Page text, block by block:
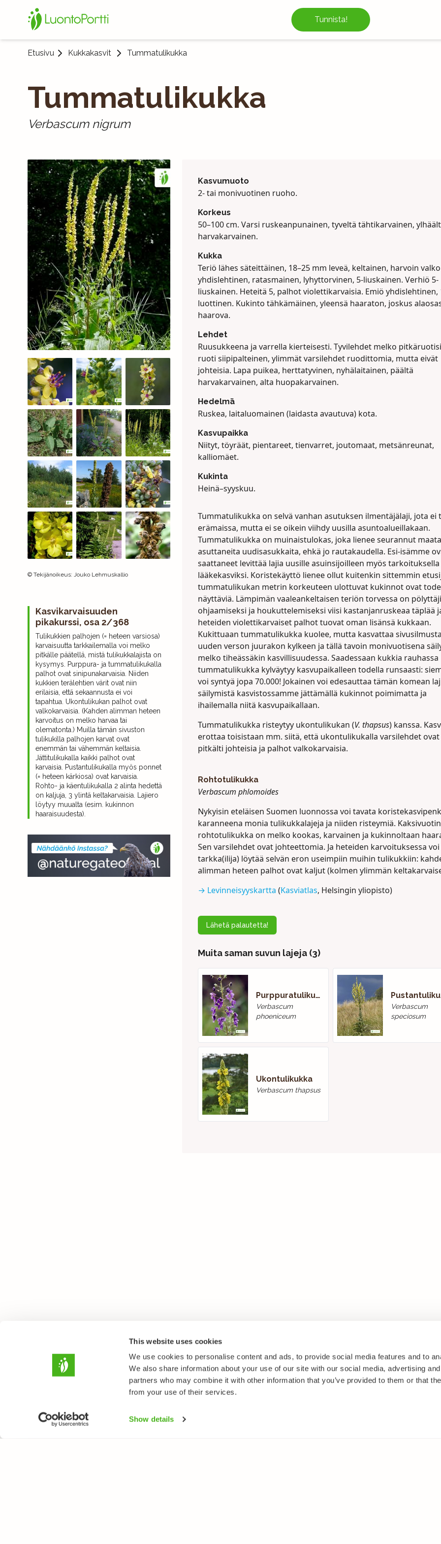
This website uses cookies
We use cookies to personalise content and ads, to provide social media features and to
We also share information about your use of our site with our social media, advertising
partners who may combine it with other information that you’ve provided to them or that
from your use of their services.
Show details
Tunnista!
Etusivu Kukkakasvit Tummatulikukka
Tummatulikukka
Verbascum nigrum
© Tekijänoikeus: Jouko Lehmuskallio
Kasvikarvaisuuden
pikakurssi, osa 2/368
Tulikukkien palhojen (= heteen varsiosa)
karvaisuutta tarkkailemalla voi melko
pitkälle päätellä, mistä tulikukkalajista on
kysymys. Purppura- ja tummatulikukalla
palhot ovat sinipunakarvaisia. Niiden
kukkien terälehtien värit ovat niin
erilaisia, että sekaannusta ei voi
tapahtua. Ukontulikukan palhot ovat
valkokarvaisia. (Kahden alimman heteen
karvoitus on melko harvaa tai
olematonta.) Muilla tämän sivuston
tulikukilla palhojen karvat ovat
enemmän tai vähemmän keltaisia.
Jättitulikukalla kaikki palhot ovat
karvaisia. Pustantulikukalla myös ponnet
(= heteen kärkiosa) ovat karvaisia.
Rohto- ja käentulikukalla 2 alinta hedettä
on kaljuja, 3 ylintä keltakarvaisia. Lajiero
löytyy muualta (esim. kukinnon
haaraisuudesta).
Kasvumuoto
2- tai monivuotinen ruoho.
Korkeus
50–100 cm. Varsi ruskeanpunainen, tyveltä tähtikarvainen,
harvakarvainen.
Kukka
Teriö lähes säteittäinen, 18–25 mm leveä, keltainen, harvoin
yhdislehtinen, ratasmainen, lyhyttorvinen, 5-liuskainen. Verhiö 5-
liuskainen. Heteitä 5, palhot violettikarvaisia. Emiö yhdislehtinen,
luottinen. Kukinto tähkämäinen, yleensä haaraton, joskus
haarova.
Lehdet
Ruusukkeena ja varrella kierteisesti. Tyvilehdet melko
ruoti siipipalteinen, ylimmät varsilehdet ruodittomia, mutta eivät
johteisia. Lapa puikea, herttatyvinen, nyhälaitainen, päältä
harvakarvainen, alta huopakarvainen.
Hedelmä
Ruskea, laitaluomainen (laidasta avautuva) kota.
Kasvupaikka
Niityt, töyräät, pientareet, tienvarret, joutomaat, metsänreunat,
kalliomäet.
Kukinta
Heinä–syyskuu.
Tummatulikukka on selvä vanhan asutuksen ilmentäjälaji, jota ei
erämaissa, mutta ei se oikein viihdy uusilla asuntoalueillakaan.
Tummatulikukka on muinaistulokas, joka lienee seurannut
asuttaneita uudisasukkaita, ehkä jo rautakaudella. Esi-isämme
saattaneet levittää lajia uusille asuinsijoilleen myös tarkoituksella
lääkekasviksi. Koristekäyttö lienee ollut kuitenkin sittemmin
tummatulikukan metrin korkeuteen ulottuvat kukinnot ovat
näyttäviä. Lämpimän vaaleankeltaisen teriön torvessa on
ohjaamiseksi ja houkuttelemiseksi viisi kastanjanruskeaa täplää
heteiden violettikarvaiset palhot tuovat oman lisänsä kukkaan.
Kukittuaan tummatulikukka kuolee, mutta kasvattaa
uuden verson juurakon kylkeen ja tällä tavoin monivuotisena
melko tiheässäkin kasvillisuudessa. Saadessaan kukkia rauhassa
tummatulikukka kylväytyy kasvupaikalleen todella runsaasti:
voi syntyä jopa 70.000! Jokainen voi edesauttaa tämän komean
säilymistä kasvistossamme jättämällä kukinnot poimimatta ja
ihailemalla niitä kasvupaikallaan.
Tummatulikukka risteytyy ukontulikukan (V. thapsus) kanssa.
erottaa toisistaan mm. siitä, että ukontulikukalla varsilehdet ovat
pitkälti johteisia ja palhot valkokarvaisia.
Rohtotulikukka
Verbascum phlomoides
Nykyisin eteläisen Suomen luonnossa voi tavata
karanneena monia tulikukkalajeja ja niiden risteymiä.
rohtotulikukka on melko kookas, karvainen ja kukinnoltaan
Sen varsilehdet ovat johteettomia. Ja heteiden karvoituksessa voi
tarkka(ilija) löytää selvän eron useimpiin muihin tulikukkiin:
alimman heteen palhot ovat kaljut (kolmen ylimmän
→ Levinneisyyskartta (Kasviatlas, Helsingin yliopisto)
Lähetä palautetta!
Muita saman suvun lajeja (3)
Purppuratulikukka
Verbascum
phoeniceum
Verbascum
speciosum
Ukontulikukka
Verbascum thapsus